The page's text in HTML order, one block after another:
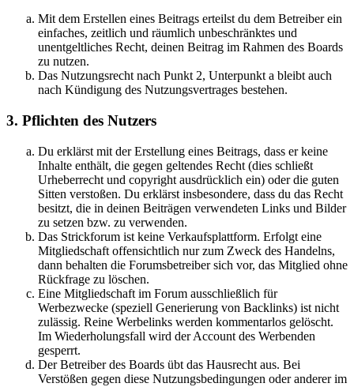
Mit dem Erstellen eines Beitrags erteilst du dem Betreiber ein
einfaches, zeitlich und räumlich unbeschränktes und
unentgeltliches Recht, deinen Beitrag im Rahmen des Boards
zu nutzen.
Das Nutzungsrecht nach Punkt 2, Unterpunkt a bleibt auch
nach Kündigung des Nutzungsvertrages bestehen.
3. Pflichten des Nutzers
Du erklärst mit der Erstellung eines Beitrags, dass er keine
Inhalte enthält, die gegen geltendes Recht (dies schließt
Urheberrecht und copyright ausdrücklich ein) oder die guten
Sitten verstoßen. Du erklärst insbesondere, dass du das Recht
besitzt, die in deinen Beiträgen verwendeten Links und Bilder
zu setzen bzw. zu verwenden.
Das Strickforum ist keine Verkaufsplattform. Erfolgt eine
Mitgliedschaft offensichtlich nur zum Zweck des Handelns,
dann behalten die Forumsbetreiber sich vor, das Mitglied ohne
Rückfrage zu löschen.
Eine Mitgliedschaft im Forum ausschließlich für
Werbezwecke (speziell Generierung von Backlinks) ist nicht
zulässig. Reine Werbelinks werden kommentarlos gelöscht.
Im Wiederholungsfall wird der Account des Werbenden
gesperrt.
Der Betreiber des Boards übt das Hausrecht aus. Bei
Verstößen gegen diese Nutzungsbedingungen oder anderer im